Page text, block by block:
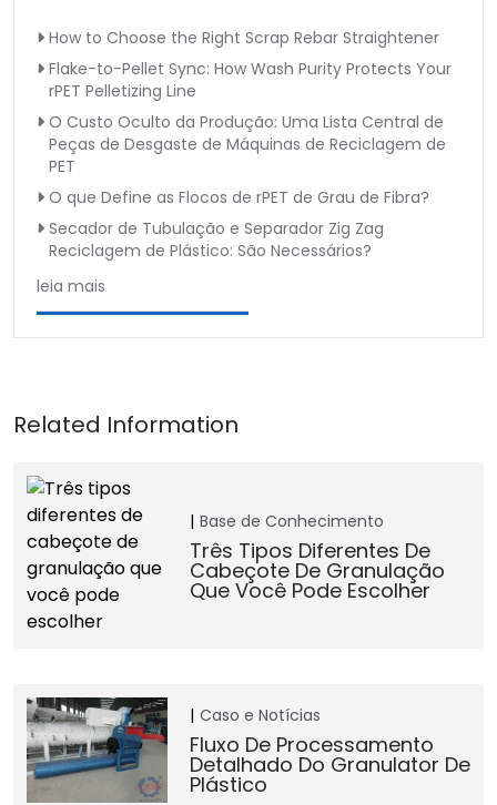
How to Choose the Right Scrap Rebar Straightener
Flake-to-Pellet Sync: How Wash Purity Protects Your
rPET Pelletizing Line
O Custo Oculto da Produção: Uma Lista Central de
Peças de Desgaste de Máquinas de Reciclagem de
PET
O que Define as Flocos de rPET de Grau de Fibra?
Secador de Tubulação e Separador Zig Zag
Reciclagem de Plástico: São Necessários?
leia mais
Base de Conhecimento
Três Tipos Diferentes De
Cabeçote De Granulação
Que Você Pode Escolher
Caso e Notícias
Fluxo De Processamento
Detalhado Do Granulator De
Plástico